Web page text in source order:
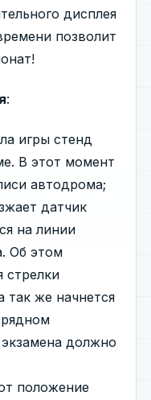
дисплея
позволит
:
игры стенд
В этот момент
автодрома;
датчик
на линии
Об этом
стрелки
так же начнется
должно
положение